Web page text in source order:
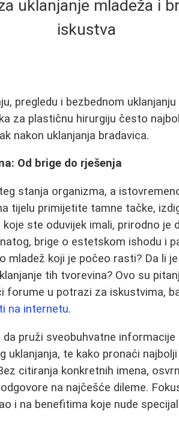
uklanjanje mladeža i
iskustva
pregledu i bezbednom
za plastičnu hirurgiju često
nakon uklanjanja bradavica.
Od brige do rješenja
stanja organizma, a
tijelu primijetite tamne tačke,
ste oduvijek imali, prirodno je
brige o estetskom ishodu i
mladež koji je počeo rasti? Da li
tih tvorevina? Ovo su
forume u potrazi za iskustvima,
na internetu.
pruži sveobuhvatne informacije
uklanjanja, te kako pronaći
citiranja konkretnih imena,
na najčešće dileme.
i na benefitima koje nude